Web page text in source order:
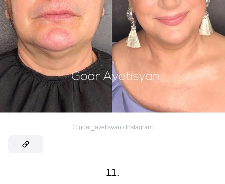
© goar_avetisyan / Instagram
11.